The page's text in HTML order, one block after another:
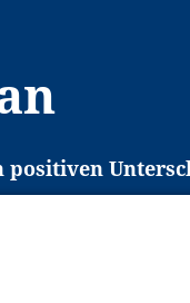
positiven
Lehrer*innen